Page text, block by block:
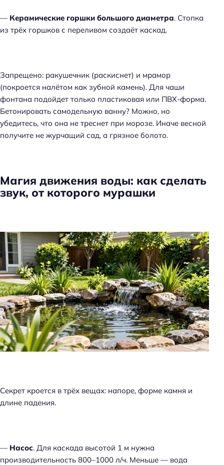
— Керамические горшки большого диаметра. Стопка
из трёх горшков с переливом создаёт каскад.
Запрещено: ракушечник (раскиснет) и мрамор
(покроется налётом как зубной камень). Для чаши
фонтана подойдет только пластиковая или ПВХ-форма.
Бетонировать самодельную ванну? Можно, но
убедитесь, что она не треснет при морозе. Иначе весной
получите не журчащий сад, а грязное болото.
Магия движения воды: как сделать
звук, от которого мурашки
Секрет кроется в трёх вещах: напоре, форме камня и
длине падения.
— Насос. Для каскада высотой 1 м нужна
производительность 800–1000 л/ч. Меньше — вода